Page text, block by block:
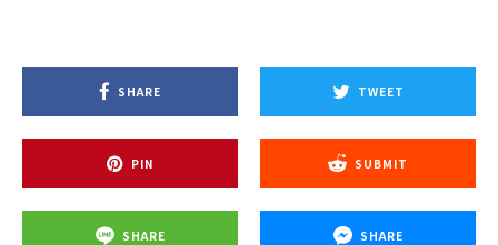
SHARE TWEET
PIN SUBMIT
SHARE SHARE